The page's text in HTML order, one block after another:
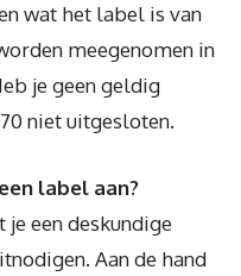
wat het label is van
meegenomen in
je geen geldig
niet uitgesloten.
label aan?
een deskundige
Aan de hand